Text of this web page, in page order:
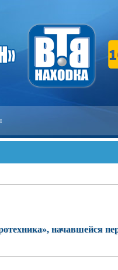
начавшейся